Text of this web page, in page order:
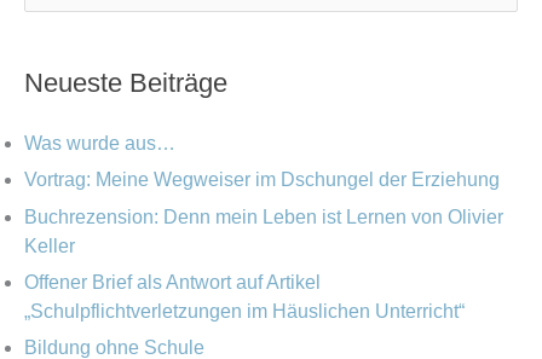
e
n
n
a
c
Neueste Beiträge
Was wurde aus…
Vortrag: Meine Wegweiser im Dschungel der Erziehung
Buchrezension: Denn mein Leben ist Lernen von Olivier
Keller
Offener Brief als Antwort auf Artikel
„Schulpflichtverletzungen im Häuslichen Unterricht“
Bildung ohne Schule
a
e
i
e
n
r
h